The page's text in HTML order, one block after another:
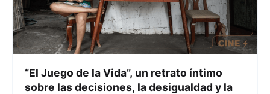
“El Juego de la Vida”, un retrato íntimo
sobre las decisiones, la desigualdad y la